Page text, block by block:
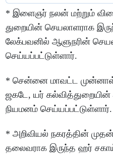
* இளைஞர் நலன் மற்றும்
துறையின் செயலாளராக
லேக்பவனில் ஆளுநரின்
செய்யப்பட்டுள்ளார்.
* சென்னை மாவட்ட முன்னாள்
ஜகடே, யர் கல்வித்துறையின்
நியமனம் செய்யப்பட்டுள்ளார்.
* அறிவியல் நகரத்தின்
தலைவராக இருந்த ஹர் சகாய்